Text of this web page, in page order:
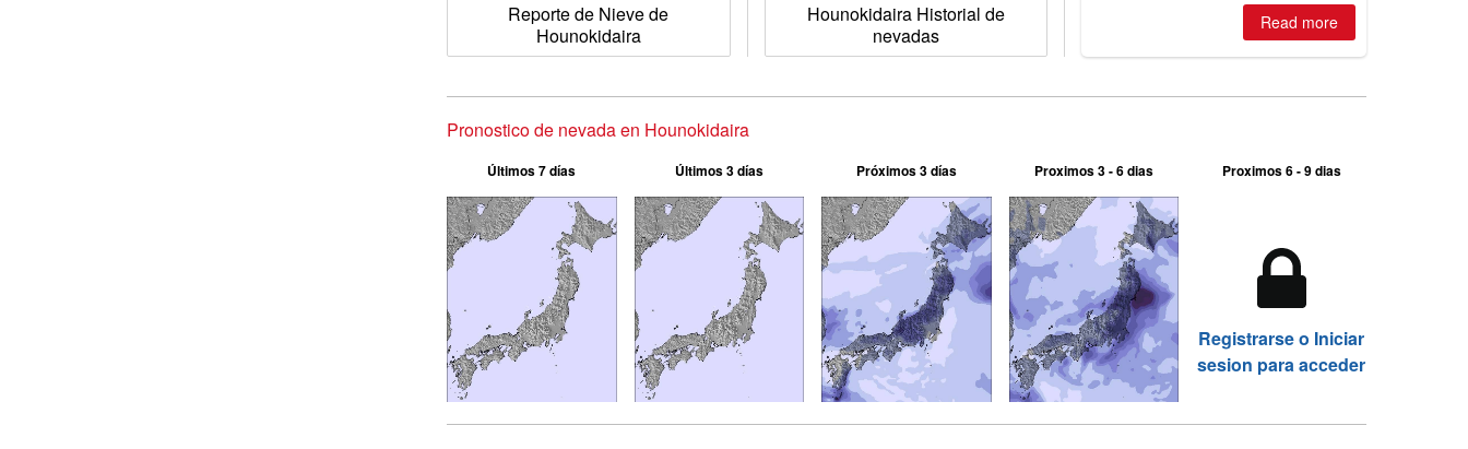
Reporte de Nieve de
Hounokidaira
Hounokidaira Historial de
nevadas
Read more
Pronostico de nevada en Hounokidaira
Últimos 7 días Últimos 3 días Próximos 3 días Proximos 3 - 6 dias Proximos 6 - 9 dias
Registrarse o Iniciar
sesion para acceder